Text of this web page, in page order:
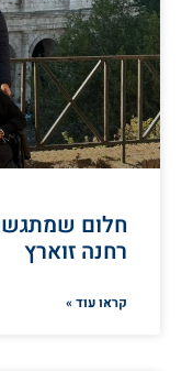
חלום
רחנה זוארץ
קראו עוד »